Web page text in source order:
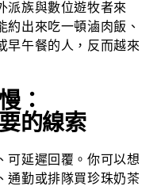
派族與數位遊牧者來
約出來吃一頓滷肉飯、
早午餐的人，反而越來
：
的線索
可延遲回覆。你可以想
通勤或排隊買珍珠奶茶